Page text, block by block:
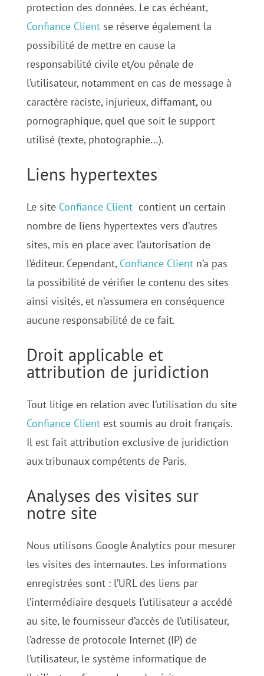
protection des données. Le cas échéant,
Confiance Clientse réserve également la
possibilité de mettre en cause la
responsabilité civile et/ou pénale de
l’utilisateur, notamment en cas de message à
caractère raciste, injurieux, diffamant, ou
pornographique, quel que soit le support
utilisé (texte, photographie…).
Liens hypertextes
Le site Confiance Clientcontient un certain
nombre de liens hypertextes vers d’autres
sites, mis en place avec l’autorisation de
l’éditeur. Cependant, Confiance Clientn’a pas
la possibilité de vérifier le contenu des sites
ainsi visités, et n’assumera en conséquence
aucune responsabilité de ce fait.
Droit applicable et
attribution de juridiction
Tout litige en relation avec l’utilisation du site
Confiance Clientest soumis au droit français.
Il est fait attribution exclusive de juridiction
aux tribunaux compétents de Paris.
Analyses des visites sur
notre site
Nous utilisons Google Analytics pour mesurer
les visites des internautes. Les informations
enregistrées sont : l’URL des liens par
l’intermédiaire desquels l’utilisateur a accédé
au site, le fournisseur d’accès de l’utilisateur,
l’adresse de protocole Internet (IP) de
l’utilisateur, le système informatique de